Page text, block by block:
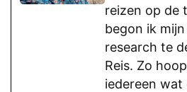
reizen op de
begon ik
research te
Reis. Zo
iedereen